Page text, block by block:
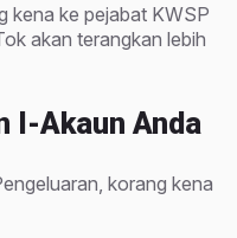
kena ke pejabat KWSP
akan terangkan lebih
I-Akaun Anda
korang kena